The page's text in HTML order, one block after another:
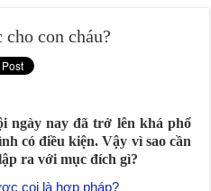
con cháu?
ngày nay đã trở lên khá phổ
có điều kiện. Vậy vì sao cần
ra với mục đích gì?
coi là hợp pháp?